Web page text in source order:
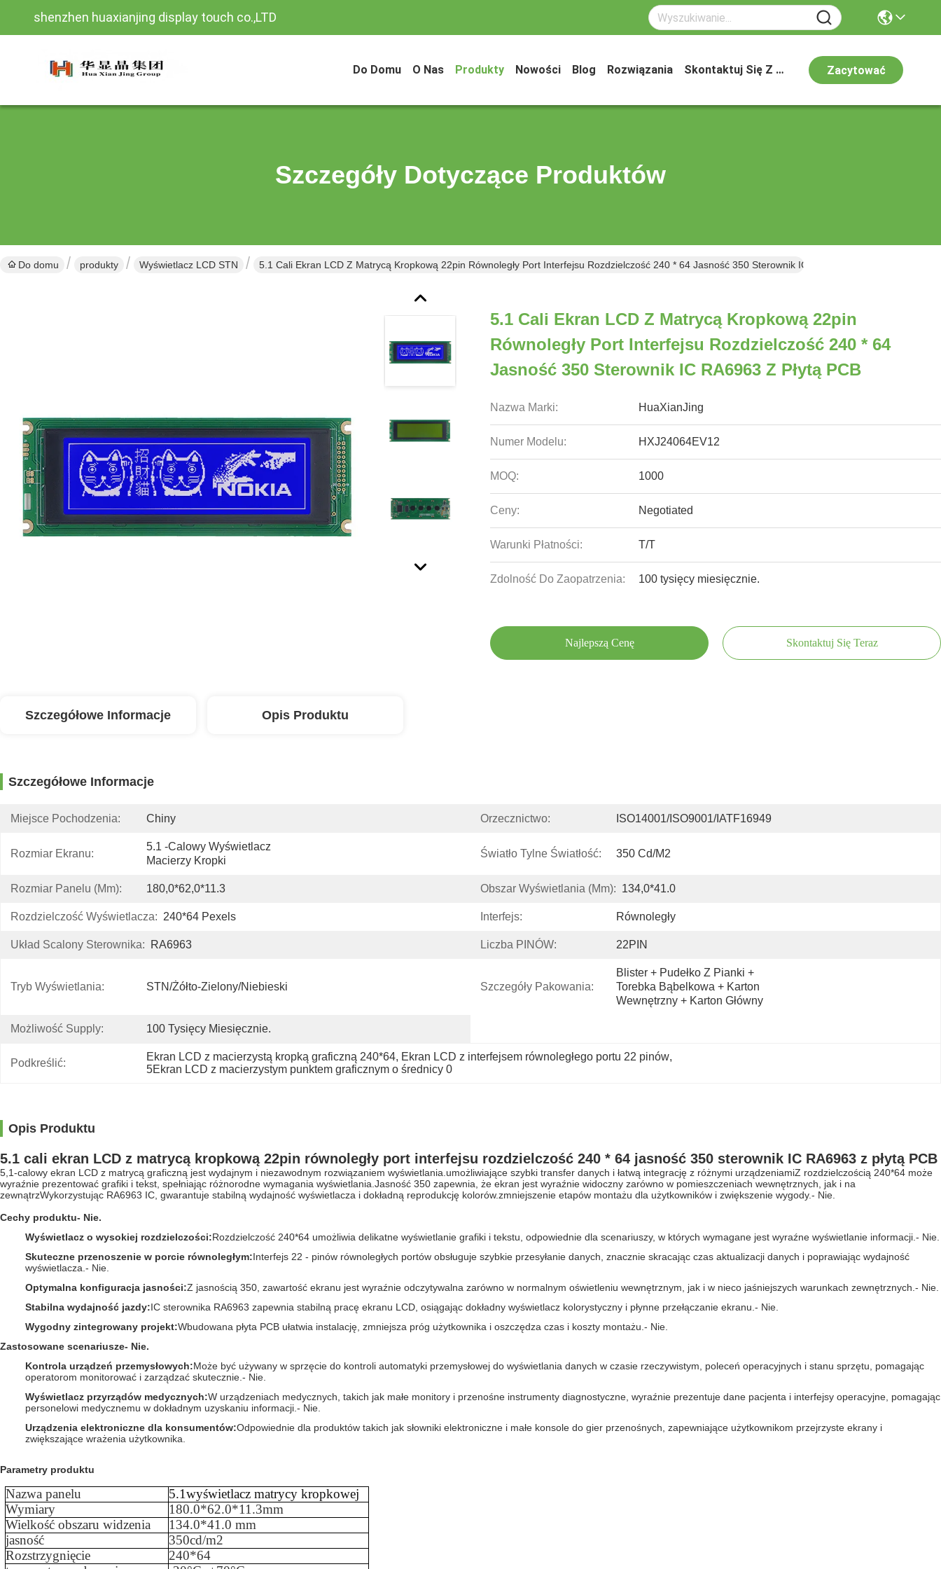
shenzhen huaxianjing display touch co.,LTD
Do Domu O Nas Produkty Nowości Blog Rozwiązania Skontaktuj Się Z Nami Zacytować
Szczegóły Dotyczące Produktów
Do domu produkty Wyświetlacz LCD STN 5.1 Cali Ekran LCD Z Matrycą Kropkową 22pin Równoległy Port Interfejsu Rozdzielczość 240 * 64 Jasność 350 Sterownik IC RA6963 Z Płytą PCB
5.1 Cali Ekran LCD Z Matrycą Kropkową 22pin
Równoległy Port Interfejsu Rozdzielczość 240 * 64
Jasność 350 Sterownik IC RA6963 Z Płytą PCB
Nazwa Marki: HuaXianJing
Numer Modelu: HXJ24064EV12
MOQ: 1000
Ceny: Negotiated
Warunki Płatności: T/T
Zdolność Do Zaopatrzenia: 100 tysięcy miesięcznie.
Najlepszą Cenę Skontaktuj Się Teraz
Szczegółowe Informacje Opis Produktu
Szczegółowe Informacje
Miejsce Pochodzenia: Chiny Orzecznictwo: ISO14001/ISO9001/IATF16949
Rozmiar Ekranu:
5.1 -calowy Wyświetlacz
Macierzy Kropki
Światło Tylne Światłość: 350 Cd/m2
Rozmiar Panelu (mm): 180,0*62,0*11.3 Obszar Wyświetlania (mm): 134,0*41.0
Rozdzielczość Wyświetlacza: 240*64 Pexels Interfejs: Równoległy
Układ Scalony Sterownika: RA6963 Liczba PINÓW: 22PIN
Tryb Wyświetlania: STN/żółto-Zielony/niebieski Szczegóły Pakowania:
Blister + Pudełko Z Pianki +
Torebka Bąbelkowa + Karton
Wewnętrzny + Karton Główny
Możliwość Supply: 100 Tysięcy Miesięcznie.
Podkreślić:
Ekran LCD z macierzystą kropką graficzną 240*64, Ekran LCD z interfejsem równoległego portu 22 pinów,
5Ekran LCD z macierzystym punktem graficznym o średnicy 0
Opis Produktu
5.1 cali ekran LCD z matrycą kropkową 22pin równoległy port interfejsu rozdzielczość 240 * 64 jasność 350 sterownik IC RA6963 z płytą PCB
5,1-calowy ekran LCD z matrycą graficzną jest wydajnym i niezawodnym rozwiązaniem wyświetlania.umożliwiające szybki transfer danych i łatwą integrację z różnymi urządzeniamiZ rozdzielczością 240*64 może
wyraźnie prezentować grafiki i tekst, spełniając różnorodne wymagania wyświetlania.Jasność 350 zapewnia, że ekran jest wyraźnie widoczny zarówno w pomieszczeniach wewnętrznych, jak i na
zewnątrzWykorzystując RA6963 IC, gwarantuje stabilną wydajność wyświetlacza i dokładną reprodukcję kolorów.zmniejszenie etapów montażu dla użytkowników i zwiększenie wygody.- Nie.
Cechy produktu- Nie.
Wyświetlacz o wysokiej rozdzielczości:Rozdzielczość 240*64 umożliwia delikatne wyświetlanie grafiki i tekstu, odpowiednie dla scenariuszy, w których wymagane jest wyraźne wyświetlanie informacji. - Nie.
Skuteczne przenoszenie w porcie równoległym:Interfejs 22 - pinów równoległych portów obsługuje szybkie przesyłanie danych, znacznie skracając czas aktualizacji danych i poprawiając wydajność
wyświetlacza. - Nie.
Optymalna konfiguracja jasności:Z jasnością 350, zawartość ekranu jest wyraźnie odczytywalna zarówno w normalnym oświetleniu wewnętrznym, jak i w nieco jaśniejszych warunkach zewnętrznych. - Nie.
Stabilna wydajność jazdy:IC sterownika RA6963 zapewnia stabilną pracę ekranu LCD, osiągając dokładny wyświetlacz kolorystyczny i płynne przełączanie ekranu. - Nie.
Wygodny zintegrowany projekt:Wbudowana płyta PCB ułatwia instalację, zmniejsza próg użytkownika i oszczędza czas i koszty montażu. - Nie.
Zastosowane scenariusze- Nie.
Kontrola urządzeń przemysłowych:Może być używany w sprzęcie do kontroli automatyki przemysłowej do wyświetlania danych w czasie rzeczywistym, poleceń operacyjnych i stanu sprzętu, pomagając
operatorom monitorować i zarządzać skutecznie. - Nie.
Wyświetlacz przyrządów medycznych:W urządzeniach medycznych, takich jak małe monitory i przenośne instrumenty diagnostyczne, wyraźnie prezentuje dane pacjenta i interfejsy operacyjne, pomagając
personelowi medycznemu w dokładnym uzyskaniu informacji. - Nie.
Urządzenia elektroniczne dla konsumentów:Odpowiednie dla produktów takich jak słowniki elektroniczne i małe konsole do gier przenośnych, zapewniające użytkownikom przejrzyste ekrany i
zwiększające wrażenia użytkownika.
Parametry produktu
Nazwa panelu 5.1wyświetlacz matrycy kropkowej
Wymiary
180.0*62.0*11.3mm
Wielkość obszaru widzenia
134.0*41.0 mm
jasność
350cd/m2
Rozstrzygnięcie
240*64